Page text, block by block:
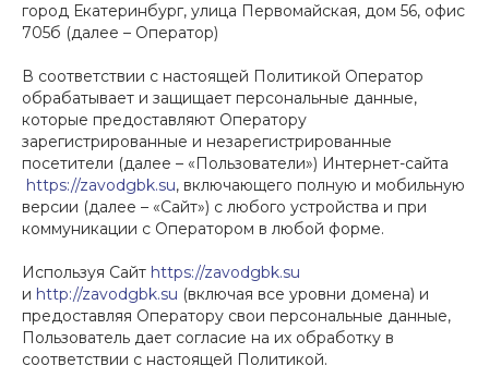
город Екатеринбург, улица Первомайская, дом 56, офис
705б (далее – Оператор)
В соответствии с настоящей Политикой Оператор
обрабатывает и защищает персональные данные,
которые предоставляют Оператору
зарегистрированные и незарегистрированные
посетители (далее – «Пользователи») Интернет-сайта
https://zavodgbk.su, включающего полную и мобильную
версии (далее – «Сайт») с любого устройства и при
коммуникации с Оператором в любой форме.
Используя Сайт https://zavodgbk.su
и http://zavodgbk.su (включая все уровни домена) и
предоставляя Оператору свои персональные данные,
Пользователь дает согласие на их обработку в
соответствии с настоящей Политикой.